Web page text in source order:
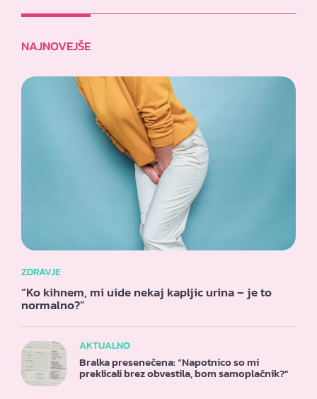
NAJNOVEJŠE
ZDRAVJE
“Ko kihnem, mi uide nekaj kapljic urina – je to
normalno?”
AKTUALNO
Bralka presenečena: “Napotnico so mi
preklicali brez obvestila, bom samoplačnik?”